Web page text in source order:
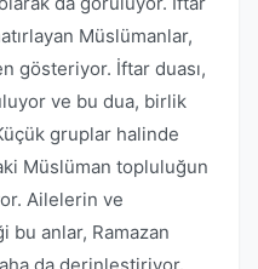
Müslümanlar,
gösteriyor. İftar duası,
ve bu dua, birlik
gruplar halinde
Müslüman topluluğun
Ailelerin ve
bu anlar, Ramazan